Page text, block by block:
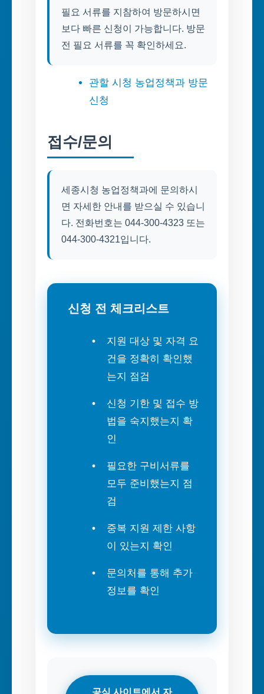
필요 서류를 지참하여 방문하시면
보다 빠른 신청이 가능합니다. 방문
전 필요 서류를 꼭 확인하세요.
관할 시청 농업정책과 방문
신청
접수/문의
세종시청 농업정책과에 문의하시
면 자세한 안내를 받으실 수 있습니
다. 전화번호는 044-300-4323 또는
044-300-4321입니다.
신청 전 체크리스트
지원 대상 및 자격 요
건을 정확히 확인했
는지 점검
신청 기한 및 접수 방
법을 숙지했는지 확
인
필요한 구비서류를
모두 준비했는지 점
검
중복 지원 제한 사항
이 있는지 확인
문의처를 통해 추가
정보를 확인
공식 사이트에서 자